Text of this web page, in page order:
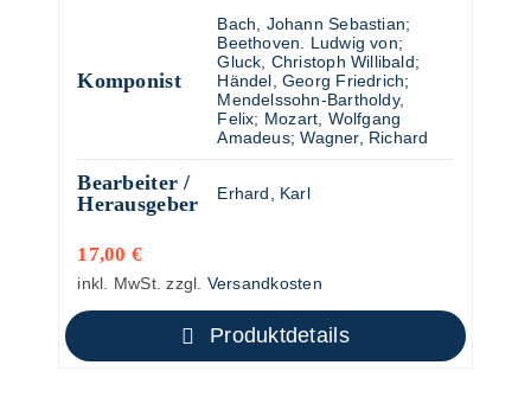
Komponist
Bach, Johann Sebastian;
Beethoven. Ludwig von;
Gluck, Christoph Willibald;
Händel, Georg Friedrich;
Mendelssohn-Bartholdy,
Felix; Mozart, Wolfgang
Amadeus;Wagner, Richard
Bearbeiter /
Herausgeber
Erhard, Karl
17,00 €
inkl. MwSt. zzgl. Versandkosten
Produktdetails